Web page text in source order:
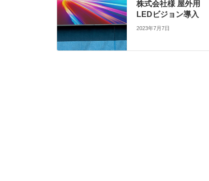
株式会社様 屋外用
LEDビジョン導入
2023年7月7日